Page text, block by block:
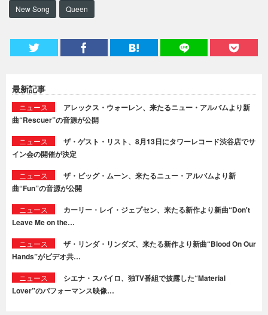
New Song Queen
最新記事
ニュース
アレックス・ウォーレン、来たるニュー・アルバムより新
曲“Rescuer”の音源が公開
ニュース
ザ・ゲスト・リスト、8月13日にタワーレコード渋谷店でサ
イン会の開催が決定
ニュース
ザ・ビッグ・ムーン、来たるニュー・アルバムより新
曲“Fun”の音源が公開
ニュース
カーリー・レイ・ジェプセン、来たる新作より新曲“Don't
Leave Me on the…
ニュース
ザ・リンダ・リンダズ、来たる新作より新曲“Blood On Our
Hands”がビデオ共…
ニュース
シエナ・スパイロ、独TV番組で披露した“Material
Lover”のパフォーマンス映像…